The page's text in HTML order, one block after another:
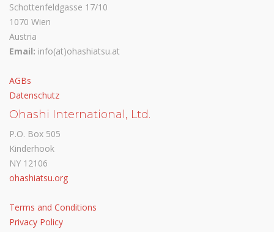
Schottenfeldgasse 17/10
1070 Wien
Austria
Email: info(at)ohashiatsu.at
AGBs
Datenschutz
Ohashi International, Ltd.
P.O. Box 505
Kinderhook
NY 12106
ohashiatsu.org
Terms and Conditions
Privacy Policy